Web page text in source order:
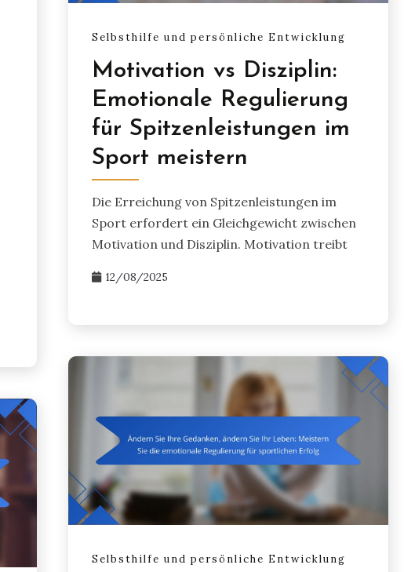
Selbsthilfe und persönliche Entwicklung
Motivation vs Disziplin:
Emotionale Regulierung
für Spitzenleistungen im
Sport meistern
Die Erreichung von Spitzenleistungen im
Sport erfordert ein Gleichgewicht zwischen
Motivation und Disziplin. Motivation treibt
12/08/2025
Selbsthilfe und persönliche Entwicklung